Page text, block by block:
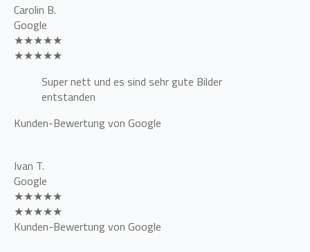
Carolin B.
Google
★★★★★
★★★★★
Super nett und es sind sehr gute Bilder
entstanden
Kunden-Bewertung von Google
Ivan T.
Google
★★★★★
★★★★★
Kunden-Bewertung von Google